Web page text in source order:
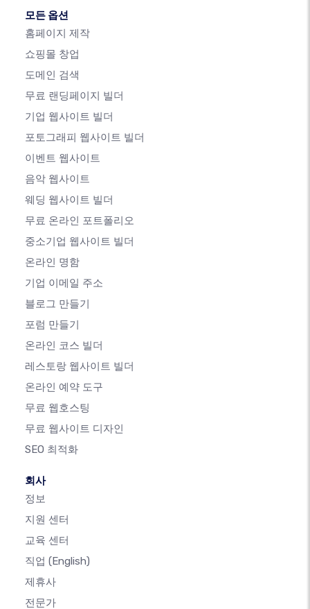
모든 옵션
홈페이지 제작
쇼핑몰 창업
도메인 검색
무료 랜딩페이지 빌더
기업 웹사이트 빌더
포토그래피 웹사이트 빌더
이벤트 웹사이트
음악 웹사이트
웨딩 웹사이트 빌더
무료 온라인 포트폴리오
중소기업 웹사이트 빌더
온라인 명함
기업 이메일 주소
블로그 만들기
포럼 만들기
온라인 코스 빌더
레스토랑 웹사이트 빌더
온라인 예약 도구
무료 웹호스팅
무료 웹사이트 디자인
SEO 최적화
회사
정보
지원 센터
교육 센터
직업 (English)
제휴사
전문가